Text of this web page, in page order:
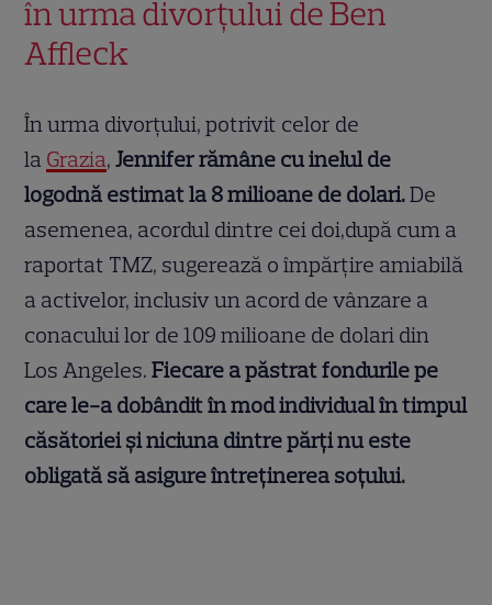
în urma divorțului de Ben
Affleck
În urma divorțului, potrivit celor de
la Grazia,Jennifer rămâne cu inelul de
logodnă estimat la 8 milioane de dolari.De
asemenea, acordul dintre cei doi,după cum a
raportat TMZ, sugerează o împărțire amiabilă
a activelor, inclusiv un acord de vânzare a
conacului lor de 109 milioane de dolari din
Los Angeles.Fiecare a păstrat fondurile pe
care le-a dobândit în mod individual în timpul
căsătoriei și niciuna dintre părți nu este
obligată să asigure întreținerea soțului.